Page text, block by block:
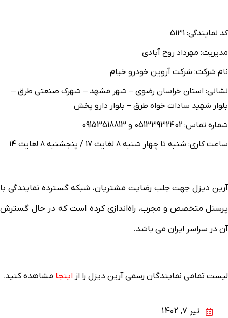
کد نمایندگی: 5131
مدیریت: مهرداد روح آبادي
نام شرکت: شرکت آروين خودرو خيام
نشانی: استان خراسان رضوي – شهر مشهد – شهرک صنعتي طرق –
بلوار شهيد سادات خواه طرق – بلوار دارو پخش
شماره تماس: 05133932402 و 09153518813
ساعت کاری: شنبه تا چهار شنبه 8 لغایت 17 / پنجشنبه 8 لغایت 14
آرین دیزل جهت جلب رضایت مشتریان، شبکه گسترده نمایندگی با
پرسنل متخصص و مجرب، راه‌اندازی کرده است که در حال گسترش
آن در سراسر ایران می باشد.
لیست تمامی نمایندگان رسمی آرین دیزل را از اینجا مشاهده کنید.
تیر 7, 1402